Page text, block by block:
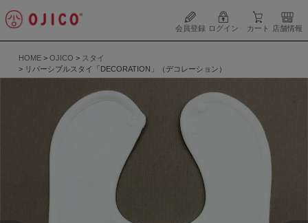
会員登録 ログイン カート 店舗情報
HOME OJICO
スタイ
リバーシブルスタイ「DECORATION」（デコレーション）